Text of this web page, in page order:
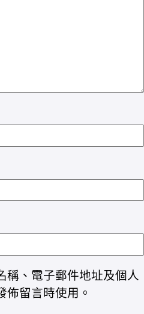
稱、電子郵件地址及個人
佈留言時使用。